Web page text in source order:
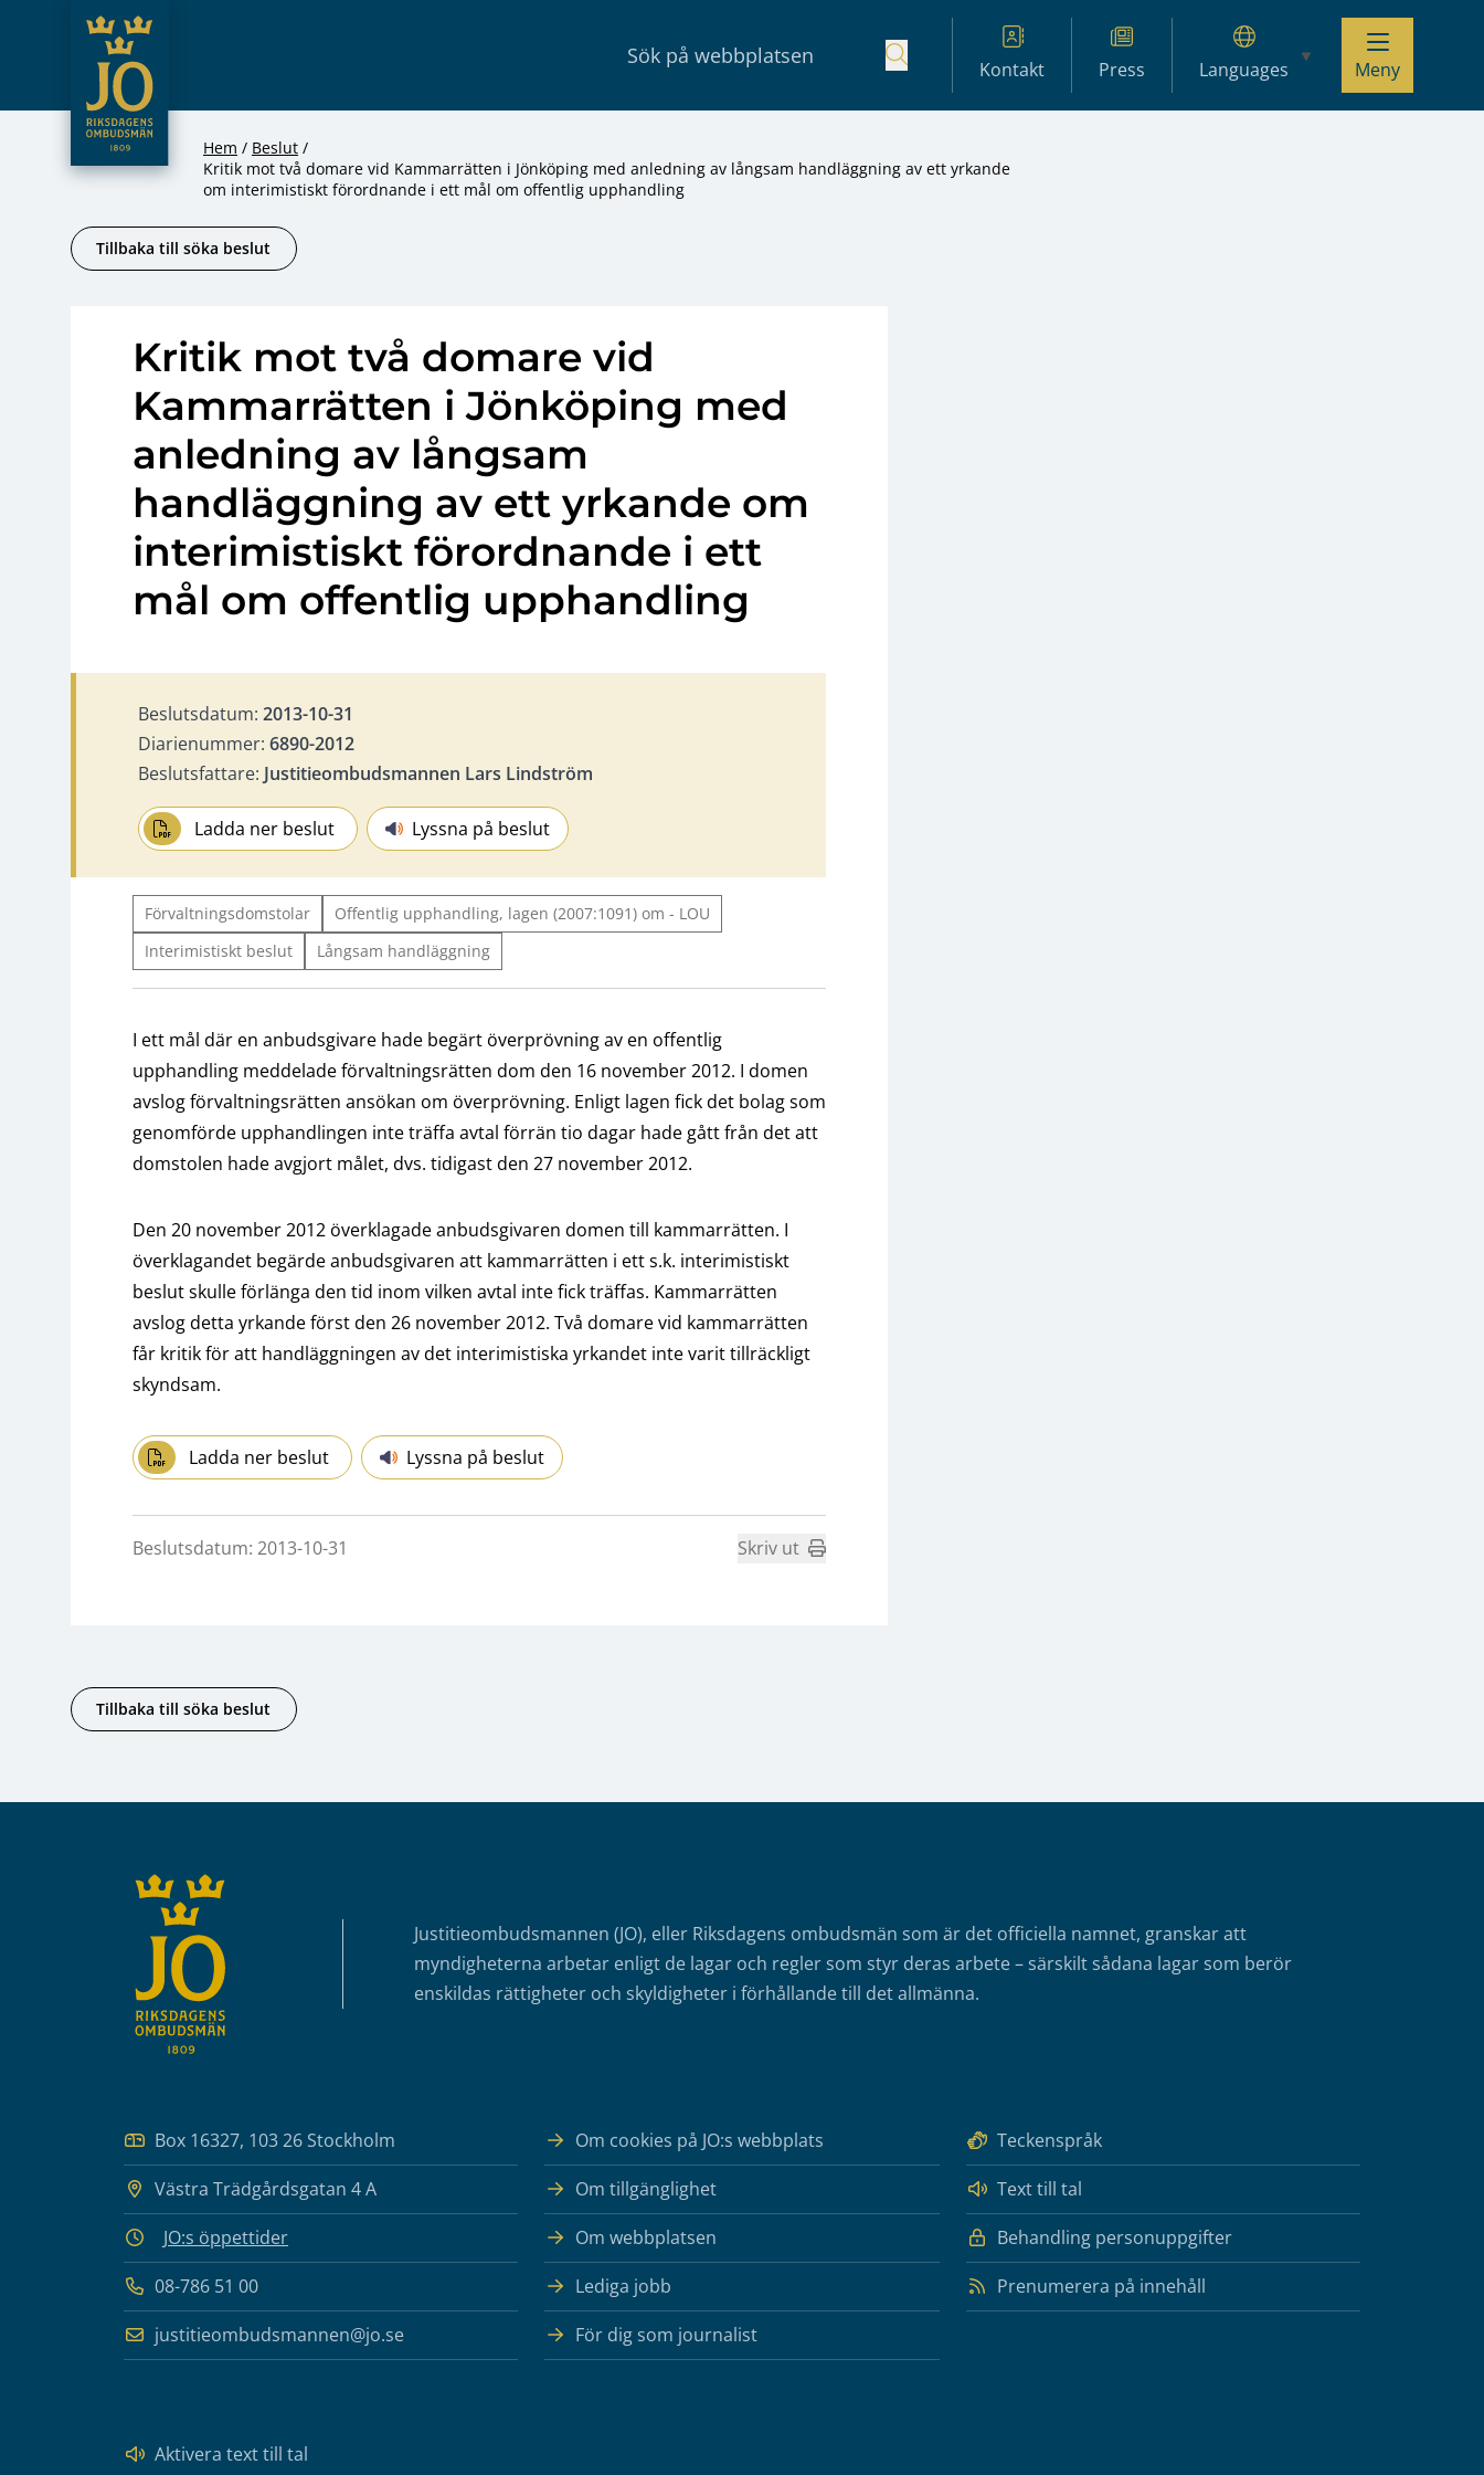
Hoppa till innehåll
JO – Riksdagens Ombudsmän
Kontakt Press Languages Meny
Hem
Beslut
Kritik mot två domare vid Kammarrätten i Jönköping med anledning av långsam handläggning av ett yrkande
om interimistiskt förordnande i ett mål om offentlig upphandling
Tillbaka till söka beslut
Kritik mot två domare vid
Kammarrätten i Jönköping med
anledning av långsam
handläggning av ett yrkande om
interimistiskt förordnande i ett
mål om offentlig upphandling
Beslutsdatum: 2013-10-31
Diarienummer: 6890-2012
Beslutsfattare: Justitieombudsmannen Lars Lindström
Ladda ner beslut Lyssna på beslut
Förvaltningsdomstolar
Offentlig upphandling, lagen (2007:1091) om - LOU
Interimistiskt beslut
Långsam handläggning
I ett mål där en anbudsgivare hade begärt överprövning av en offentlig
upphandling meddelade förvaltningsrätten dom den 16 november 2012. I domen
avslog förvaltningsrätten ansökan om överprövning. Enligt lagen fick det bolag som
genomförde upphandlingen inte träffa avtal förrän tio dagar hade gått från det att
domstolen hade avgjort målet, dvs. tidigast den 27 november 2012.
Den 20 november 2012 överklagade anbudsgivaren domen till kammarrätten. I
överklagandet begärde anbudsgivaren att kammarrätten i ett s.k. interimistiskt
beslut skulle förlänga den tid inom vilken avtal inte fick träffas. Kammarrätten
avslog detta yrkande först den 26 november 2012. Två domare vid kammarrätten
får kritik för att handläggningen av det interimistiska yrkandet inte varit tillräckligt
skyndsam.
Ladda ner beslut Lyssna på beslut
Beslutsdatum: 2013-10-31 Skriv ut
Tillbaka till söka beslut
Justitieombudsmannen (JO), eller Riksdagens ombudsmän som är det officiella namnet, granskar att
myndigheterna arbetar enligt de lagar och regler som styr deras arbete – särskilt sådana lagar som berör
enskildas rättigheter och skyldigheter i förhållande till det allmänna.
Box 16327, 103 26 Stockholm
Västra Trädgårdsgatan 4 A
JO:s öppettider
08-786 51 00
justitieombudsmannen@jo.se
Om cookies på JO:s webbplats
Teckenspråk
Om tillgänglighet
Text till tal
Om webbplatsen
Behandling personuppgifter
Lediga jobb
Prenumerera på innehåll
För dig som journalist
Aktivera text till tal